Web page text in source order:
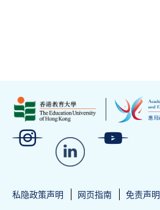
私隐政策声明 网页指南 免责声明